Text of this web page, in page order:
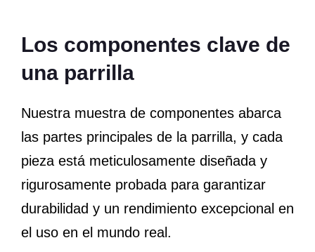
Los componentes clave de
una parrilla
Nuestra muestra de componentes abarca
las partes principales de la parrilla, y cada
pieza está meticulosamente diseñada y
rigurosamente probada para garantizar
durabilidad y un rendimiento excepcional en
el uso en el mundo real.